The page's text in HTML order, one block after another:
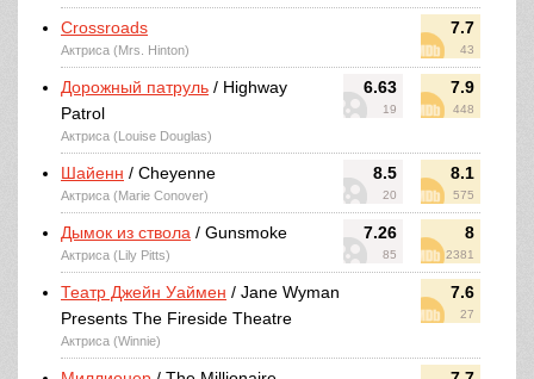
7.7
43
Crossroads
Актриса (Mrs. Hinton)
6.63
19
7.9
448
Дорожный патруль / Highway
Patrol
Актриса (Louise Douglas)
8.5
20
8.1
575
Шайенн / Cheyenne
Актриса (Marie Conover)
7.26
85
8
2381
Дымок из ствола / Gunsmoke
Актриса (Lily Pitts)
7.6
27
Театр Джейн Уаймен / Jane Wyman
Presents The Fireside Theatre
Актриса (Winnie)